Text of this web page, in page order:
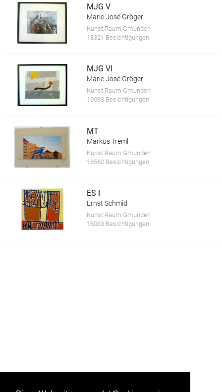
MJG V
Marie José Gröger
Kunst:Raum Gmunden
18321 Besichtigungen
MJG VI
Marie José Gröger
Kunst:Raum Gmunden
19093 Besichtigungen
MT
Markus Treml
Kunst:Raum Gmunden
18560 Besichtigungen
ES I
Ernst Schmid
Kunst:Raum Gmunden
18083 Besichtigungen